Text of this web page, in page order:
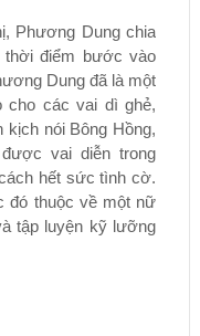
Phương Dung chia
điểm bước vào
Dung đã là một
cho các vai dì ghẻ,
nói Bông Hồng,
vai diễn trong
hết sức tình cờ.
đó thuộc về một nữ
tập luyện kỹ lưỡng